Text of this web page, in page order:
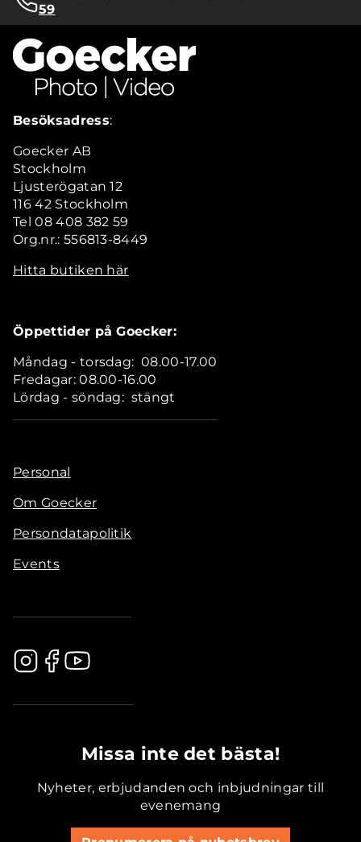
59
Besöksadress:
Goecker AB
Stockholm
Ljusterögatan 12
116 42 Stockholm
Tel 08 408 382 59
Org.nr.: 556813-8449
Hitta butiken här
Öppettider på Goecker:
Måndag - torsdag: 08.00-17.00
Fredagar: 08.00-16.00
Lördag - söndag: stängt
Personal
Om Goecker
Persondatapolitik
Events
Missa inte det bästa!
Nyheter, erbjudanden och inbjudningar till
evenemang